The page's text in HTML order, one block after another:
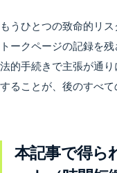
もうひとつの致命的リ
トークページの記録を
法的手続きで主張が通
することが、後のすべて
本記事で得ら